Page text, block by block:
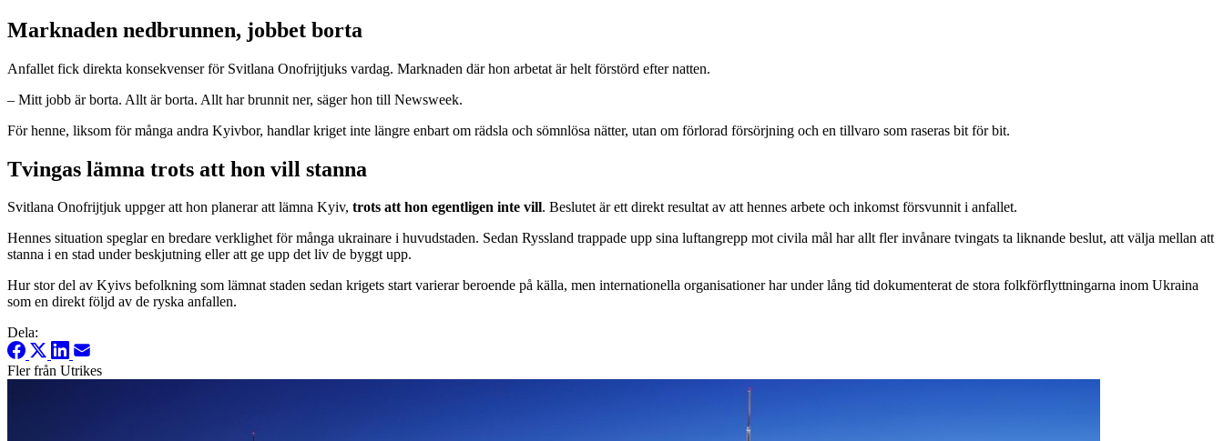
Marknaden nedbrunnen, jobbet borta
Anfallet fick direkta konsekvenser för Svitlana Onofrijtjuks vardag. Marknaden där hon arbetat är helt förstörd efter natten.
– Mitt jobb är borta. Allt är borta. Allt har brunnit ner, säger hon till Newsweek.
För henne, liksom för många andra Kyivbor, handlar kriget inte längre enbart om rädsla och sömnlösa nätter, utan om förlorad försörjning och en tillvaro som raseras bit för bit.
Tvingas lämna trots att hon vill stanna
Svitlana Onofrijtjuk uppger att hon planerar att lämna Kyiv, trots att hon egentligen inte vill. Beslutet är ett direkt resultat av att hennes arbete och inkomst försvunnit i anfallet.
Hennes situation speglar en bredare verklighet för många ukrainare i huvudstaden. Sedan Ryssland trappade upp sina luftangrepp mot civila mål har allt fler invånare tvingats ta liknande beslut, att välja mellan att
stanna i en stad under beskjutning eller att ge upp det liv de byggt upp.
Hur stor del av Kyivs befolkning som lämnat staden sedan krigets start varierar beroende på källa, men internationella organisationer har under lång tid dokumenterat de stora folkförflyttningarna inom Ukraina
som en direkt följd av de ryska anfallen.
Dela:
Fler från Utrikes